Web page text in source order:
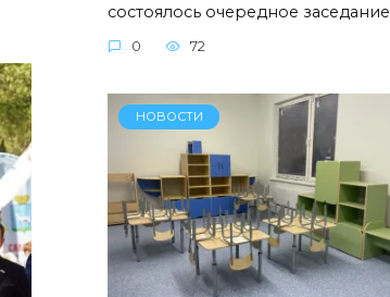
состоялось очередное заседание
0 72
НОВОСТИ